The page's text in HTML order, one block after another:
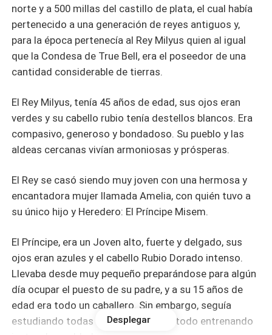
norte y a 500 millas del castillo de plata, el cual había
pertenecido a una generación de reyes antiguos y,
para la época pertenecía al Rey Milyus quien al igual
que la Condesa de True Bell, era el poseedor de una
cantidad considerable de tierras.
El Rey Milyus, tenía 45 años de edad, sus ojos eran
verdes y su cabello rubio tenía destellos blancos. Era
compasivo, generoso y bondadoso. Su pueblo y las
aldeas cercanas vivían armoniosas y prósperas.
El Rey se casó siendo muy joven con una hermosa y
encantadora mujer llamada Amelia, con quién tuvo a
su único hijo y Heredero: El Príncipe Misem.
El Príncipe, era un Joven alto, fuerte y delgado, sus
ojos eran azules y el cabello Rubio Dorado intenso.
Llevaba desde muy pequeño preparándose para algún
día ocupar el puesto de su padre, y a su 15 años de
edad era todo un caballero. Sin embargo, seguía
estudiando todas las áreas y sobre todo entrenando
Desplegar